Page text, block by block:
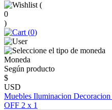
(
0
)
(0)
Moneda
Según producto
$
USD
Muebles Iluminacion Decoracion
OFF 2 x 1